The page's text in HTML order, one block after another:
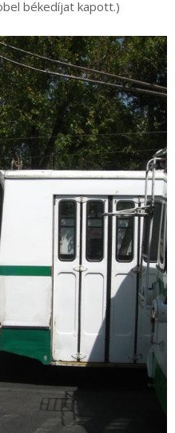
békedíjat kapott.)